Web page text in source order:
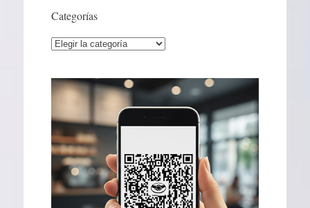
Categorías
Categorías